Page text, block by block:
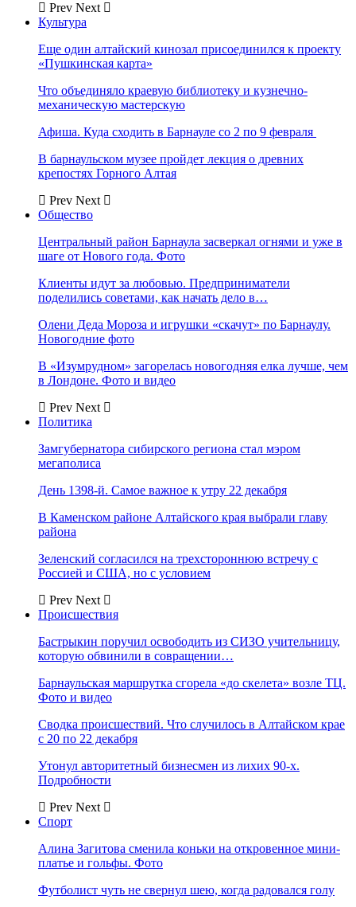
Prev Next
Культура
Еще один алтайский кинозал присоединился к проекту
«Пушкинская карта»
Что объединяло краевую библиотеку и кузнечно-
механическую мастерскую
Афиша. Куда сходить в Барнауле со 2 по 9 февраля
В барнаульском музее пройдет лекция о древних
крепостях Горного Алтая
Prev Next
Общество
Центральный район Барнаула засверкал огнями и уже в
шаге от Нового года. Фото
Клиенты идут за любовью. Предприниматели
поделились советами, как начать дело в…
Олени Деда Мороза и игрушки «скачут» по Барнаулу.
Новогодние фото
В «Изумрудном» загорелась новогодняя елка лучше, чем
в Лондоне. Фото и видео
Prev Next
Политика
Замгубернатора сибирского региона стал мэром
мегаполиса
День 1398-й. Самое важное к утру 22 декабря
В Каменском районе Алтайского края выбрали главу
района
Зеленский согласился на трехстороннюю встречу с
Россией и США, но с условием
Prev Next
Происшествия
Бастрыкин поручил освободить из СИЗО учительницу,
которую обвинили в совращении…
Барнаульская маршрутка сгорела «до скелета» возле ТЦ.
Фото и видео
Сводка происшествий. Что случилось в Алтайском крае
с 20 по 22 декабря
Утонул авторитетный бизнесмен из лихих 90-х.
Подробности
Prev Next
Спорт
Алина Загитова сменила коньки на откровенное мини-
платье и гольфы. Фото
Футболист чуть не свернул шею, когда радовался голу